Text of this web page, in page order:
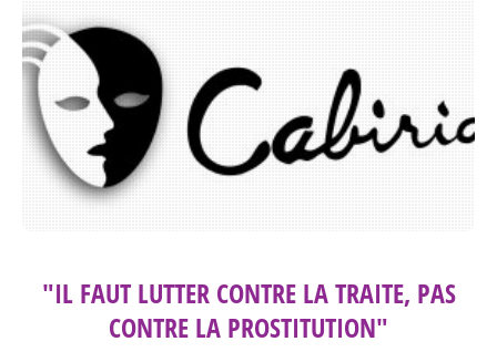
"IL FAUT LUTTER CONTRE LA TRAITE, PAS
CONTRE LA PROSTITUTION"